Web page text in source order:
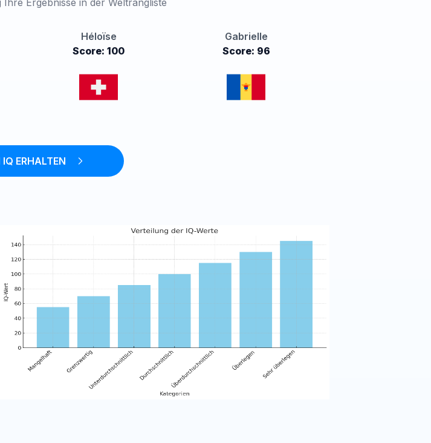
Ihre Ergebnisse in der Weltrangliste
Héloïse
Score: 100
Gabrielle
Score: 96
IQ ERHALTEN